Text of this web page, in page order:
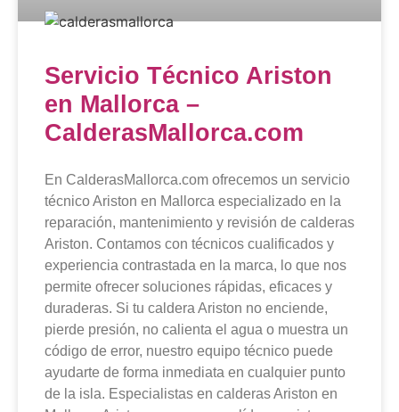
Servicio Técnico Ariston
en Mallorca –
CalderasMallorca.com
En CalderasMallorca.com ofrecemos un servicio
técnico Ariston en Mallorca especializado en la
reparación, mantenimiento y revisión de calderas
Ariston. Contamos con técnicos cualificados y
experiencia contrastada en la marca, lo que nos
permite ofrecer soluciones rápidas, eficaces y
duraderas. Si tu caldera Ariston no enciende,
pierde presión, no calienta el agua o muestra un
código de error, nuestro equipo técnico puede
ayudarte de forma inmediata en cualquier punto
de la isla. Especialistas en calderas Ariston en